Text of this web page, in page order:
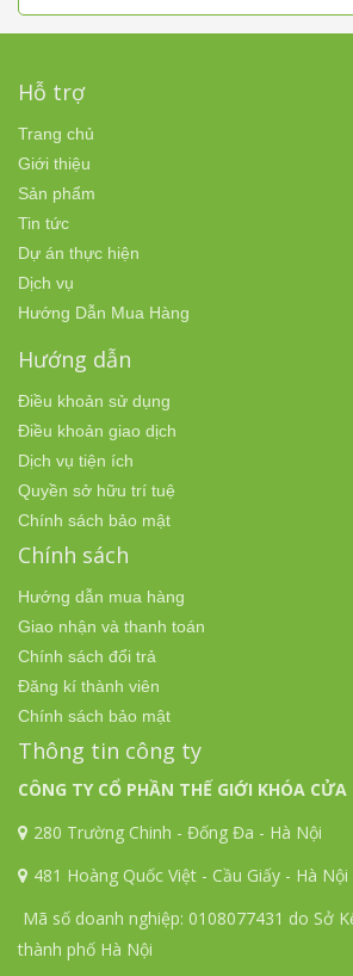
Hỗ trợ
Trang chủ
Giới thiệu
Sản phẩm
Tin tức
Dự án thực hiện
Dịch vụ
Hướng Dẫn Mua Hàng
Hướng dẫn
Điều khoản sử dụng
Điều khoản giao dịch
Dịch vụ tiện ích
Quyền sở hữu trí tuệ
Chính sách bảo mật
Chính sách
Hướng dẫn mua hàng
Giao nhận và thanh toán
Chính sách đổi trả
Đăng kí thành viên
Chính sách bảo mật
Thông tin công ty
CÔNG TY CỔ PHẦN THẾ GIỚI KHÓA CỬA
280 Trường Chinh - Đống Đa - Hà Nội
481 Hoàng Quốc Việt - Cầu Giấy - Hà Nội
Mã số doanh nghiệp: 0108077431 do Sở
thành phố Hà Nội